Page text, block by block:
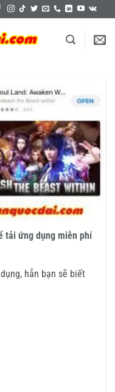
tải ứng dụng miễn phí
hẳn bạn sẽ biết